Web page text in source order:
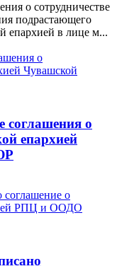
о сотрудничестве
подрастающего
епархией в лице м...
соглашения о
епархией